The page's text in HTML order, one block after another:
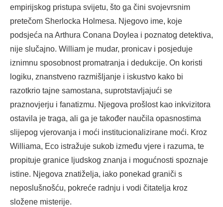
empirijskog pristupa svijetu, što ga čini svojevrsnim
pretečom Sherlocka Holmesa. Njegovo ime, koje
podsjeća na Arthura Conana Doylea i poznatog detektiva,
nije slučajno. William je mudar, pronicav i posjeduje
iznimnu sposobnost promatranja i dedukcije. On koristi
logiku, znanstveno razmišljanje i iskustvo kako bi
razotkrio tajne samostana, suprotstavljajući se
praznovjerju i fanatizmu. Njegova prošlost kao inkvizitora
ostavila je traga, ali ga je također naučila opasnostima
slijepog vjerovanja i moći institucionalizirane moći. Kroz
Williama, Eco istražuje sukob između vjere i razuma, te
propituje granice ljudskog znanja i mogućnosti spoznaje
istine. Njegova znatiželja, iako ponekad graniči s
neposlušnošću, pokreće radnju i vodi čitatelja kroz
složene misterije.